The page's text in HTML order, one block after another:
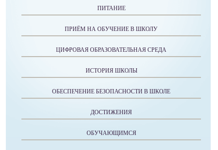
ПИТАНИЕ
ПРИЁМ НА ОБУЧЕНИЕ В ШКОЛУ
ЦИФРОВАЯ ОБРАЗОВАТЕЛЬНАЯ СРЕДА
ИСТОРИЯ ШКОЛЫ
ОБЕСПЕЧЕНИЕ БЕЗОПАСНОСТИ В ШКОЛЕ
ДОСТИЖЕНИЯ
ОБУЧАЮЩИМСЯ